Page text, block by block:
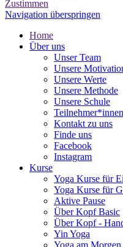
Zustimmen
Navigation überspringen
Home
Über uns
Unser Team
Unsere
Unsere Werte
Unsere Methode
Unsere Schule
Kontakt zu uns
Finde uns
Facebook
Instagram
Kurse
Yoga Kurse für
Yoga Kurse für
Aktive Pause
Über Kopf Basic
Über Kopf -
Yin Yoga